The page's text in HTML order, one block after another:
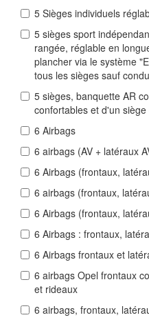
5 Sièges individuels
5 sièges sport
rangée, réglable en
plancher via le système
tous les sièges sauf
5 sièges, banquette AR
confortables et d'un siège
6 Airbags
6 airbags (AV + latéraux
6 Airbags (frontaux,
6 airbags (frontaux,
6 Airbags (frontaux,
6 Airbags : frontaux,
6 Airbags frontaux et
6 airbags Opel frontaux
et rideaux
6 airbags, frontaux,